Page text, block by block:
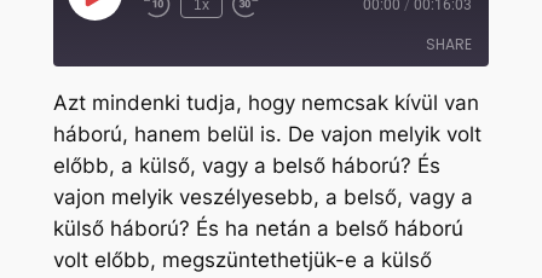
Episode Rewind
1x
Fast
seconds
00:00 / 00:16:03
SHARE
SHARE
LINK
EMBED
Azt mindenki tudja, hogy nemcsak kívül van
háború, hanem belül is. De vajon melyik volt
előbb, a külső, vagy a belső háború? És
vajon melyik veszélyesebb, a belső, vagy a
külső háború? És ha netán a belső háború
volt előbb, megszüntethetjük-e a külső